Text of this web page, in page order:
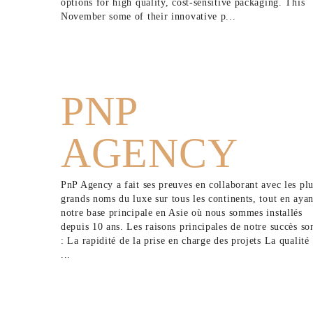
options for high quality, cost-sensitive packaging. This
November some of their innovative p...
PNP
AGENCY
PnP Agency a fait ses preuves en collaborant avec les
grands noms du luxe sur tous les continents, tout en
notre base principale en Asie où nous sommes installés
depuis 10 ans. Les raisons principales de notre succès
: La rapidité de la prise en charge des projets La qualité